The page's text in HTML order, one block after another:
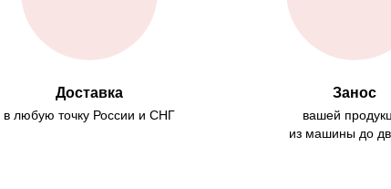
Доставка
в любую точку России и СНГ
Занос
вашей
из машины до